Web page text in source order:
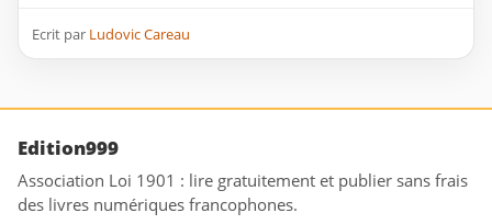
Ecrit par Ludovic Careau
Edition999
Association Loi 1901 : lire gratuitement et publier sans frais
des livres numériques francophones.